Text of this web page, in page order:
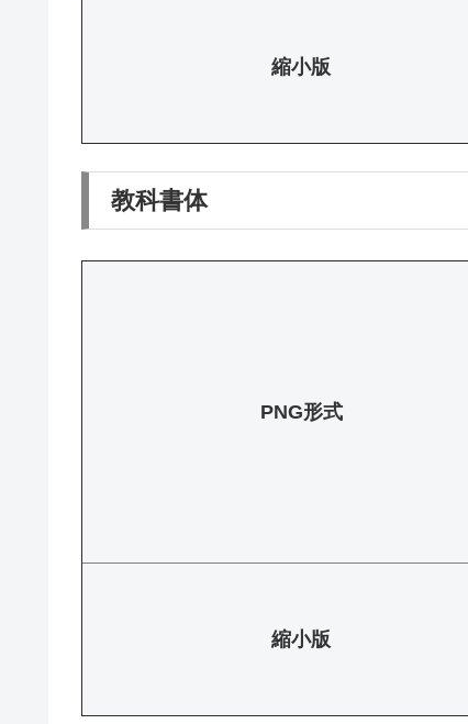
縮小版
教科書体
PNG形式
縮小版